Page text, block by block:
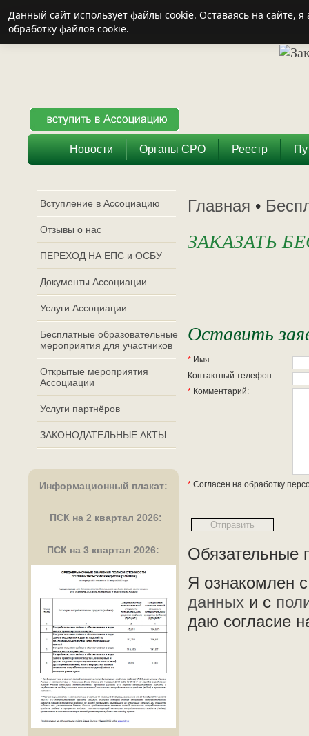
Новости Органы СРО Реестр
Вступление в Ассоциацию
Отзывы о нас
ПЕРЕХОД НА ЕПС и ОСБУ
Документы Ассоциации
Услуги Ассоциации
Бесплатные образовательные
мероприятия для участников
Открытые мероприятия
Ассоциации
Услуги партнёров
ЗАКОНОДАТЕЛЬНЫЕ АКТЫ
Информационный плакат:
ПСК на 2 квартал 2026:
ПСК на 3 квартал 2026:
Главная •
ЗАКАЗАТЬ
Оставить
* Имя:
Контактный телефон:
* Комментарий:
* Согласен на обработку
Обязательные
Я ознакомлен
данных и с
даю согласие
Данный сайт использует файлы cookie. Оставаясь на сайте,
обработку файлов cookie.